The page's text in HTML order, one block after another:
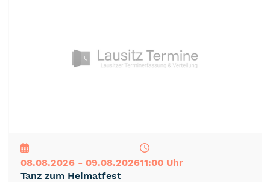
08.08.2026 - 09.08.202611:00 Uhr
Tanz zum Heimatfest